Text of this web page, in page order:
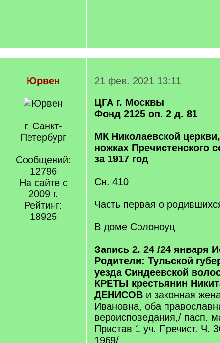
Юрвен
г. Санкт-
Петербург
Сообщений:
12796
На сайте с
2009 г.
Рейтинг:
18925
21 фев. 2021 13:11
ЦГА г. Москвы
Фонд 2125 оп. 2 д. 81
МК Николаевской
ножках Пречистенского
за 1917 год
Сн. 410
Часть первая о
В доме Солоноуц
Запись 2. 24 /24 января
Родители: Тульской
уезда Синдеевской
КРЕТЫ крестьянин
ДЕНИСОВ и законная
Ивановна, оба
вероисповедания,/ пасп.
Пристав 1 уч. Пречист. Ч.
1969/